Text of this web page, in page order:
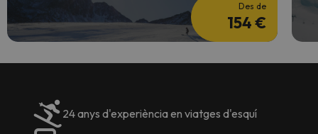
Des de
154 €
24 anys d'experiència en viatges d'esquí